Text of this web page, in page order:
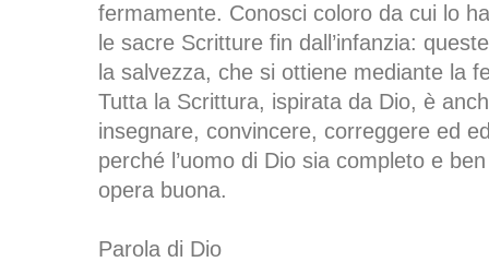
fermamente. Conosci coloro da cui lo
le sacre Scritture fin dall’infanzia:
la salvezza, che si ottiene mediante la
Tutta la Scrittura, ispirata da Dio, è
insegnare, convincere, correggere ed
perché l’uomo di Dio sia completo e
opera buona.
Parola di Dio